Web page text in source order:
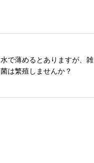
水で薄めるとありますが、雑
菌は繁殖しませんか？